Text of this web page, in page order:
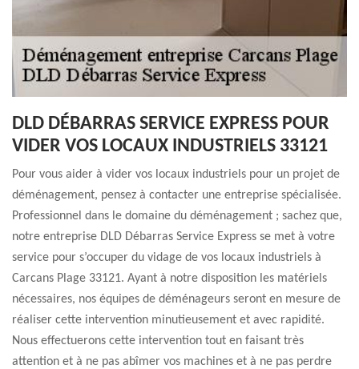
DLD DÉBARRAS SERVICE EXPRESS POUR
VIDER VOS LOCAUX INDUSTRIELS 33121
Pour vous aider à vider vos locaux industriels pour un projet de
déménagement, pensez à contacter une entreprise spécialisée.
Professionnel dans le domaine du déménagement ; sachez que,
notre entreprise DLD Débarras Service Express se met à votre
service pour s’occuper du vidage de vos locaux industriels à
Carcans Plage 33121. Ayant à notre disposition les matériels
nécessaires, nos équipes de déménageurs seront en mesure de
réaliser cette intervention minutieusement et avec rapidité.
Nous effectuerons cette intervention tout en faisant très
attention et à ne pas abîmer vos machines et à ne pas perdre